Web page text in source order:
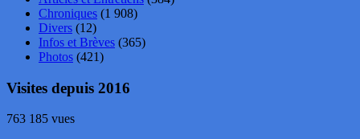
Chroniques (1 908)
Divers (12)
Infos et Brèves (365)
Photos (421)
Visites depuis 2016
763 185 vues